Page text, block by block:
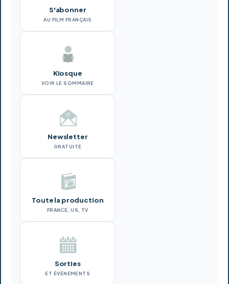
S'abonner
AU FILM FRANÇAIS
Kiosque
VOIR LE SOMMAIRE
Newsletter
GRATUITE
Toute la production
FRANCE, US, TV
Sorties
ET ÉVÉNEMENTS